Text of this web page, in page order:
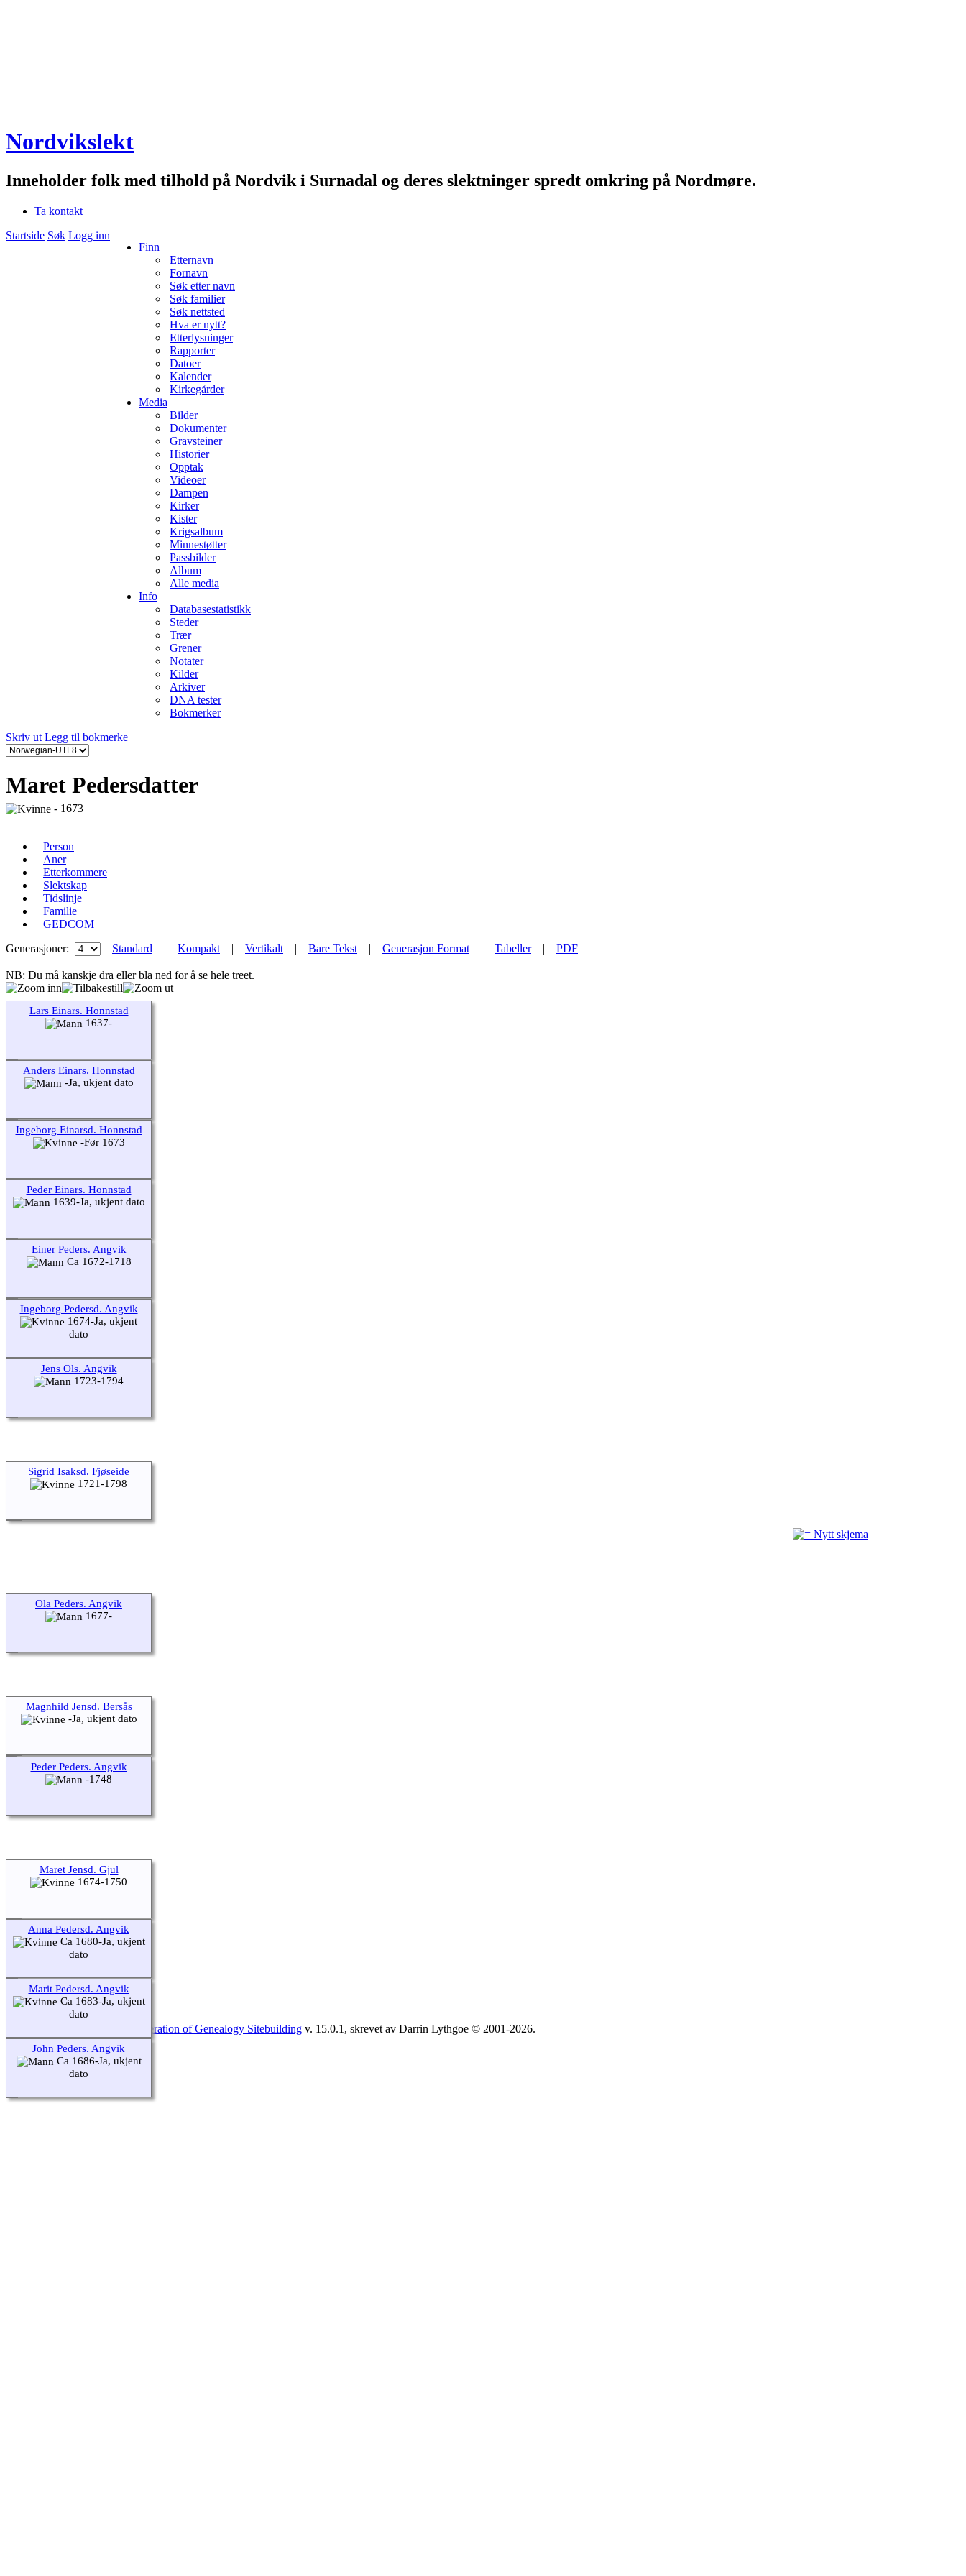
Nordvikslekt
Inneholder folk med tilhold på Nordvik i Surnadal og deres slektninger spredt omkring på Nordmøre.
Ta kontakt
Startside Søk Logg inn
Finn
Etternavn
Fornavn
Søk etter navn
Søk familier
Søk nettsted
Hva er nytt?
Etterlysninger
Rapporter
Datoer
Kalender
Kirkegårder
Media
Bilder
Dokumenter
Gravsteiner
Historier
Opptak
Videoer
Dampen
Kirker
Kister
Krigsalbum
Minnestøtter
Passbilder
Album
Alle media
Info
Databasestatistikk
Steder
Trær
Grener
Notater
Kilder
Arkiver
DNA tester
Bokmerker
Skriv ut Legg til bokmerke
Maret Pedersdatter
- 1673
Person
Aner
Etterkommere
Slektskap
Tidslinje
Familie
GEDCOM
Generasjoner:
Standard | Kompakt | Vertikalt | Bare Tekst | Generasjon Format | Tabeller| PDF
NB: Du må kanskje dra eller bla ned for å se hele treet.
Lars Einars. Honnstad
1637-
Anders Einars. Honnstad
-Ja, ukjent dato
Ingeborg Einarsd. Honnstad
-Før 1673
Peder Einars. Honnstad
1639-Ja, ukjent dato
Einer Peders. Angvik
Ca 1672-1718
Ingeborg Pedersd. Angvik
1674-Ja, ukjent
dato
Jens Ols. Angvik
1723-1794
Sigrid Isaksd. Fjøseide
1721-1798
Ola Peders. Angvik
1677-
Magnhild Jensd. Bersås
-Ja, ukjent dato
Peder Peders. Angvik
-1748
Maret Jensd. Gjul
1674-1750
Anna Pedersd. Angvik
Ca 1680-Ja, ukjent
dato
Marit Pedersd. Angvik
Ca 1683-Ja, ukjent
dato
John Peders. Angvik
Ca 1686-Ja, ukjent
dato
The Next Generation of Genealogy Sitebuilding v. 15.0.1, skrevet av Darrin Lythgoe © 2001-2026.
Redigert avSivert Nordvik